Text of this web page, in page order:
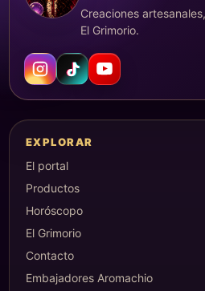
Creaciones
El Grimorio.
EXPLORAR
El portal
Productos
Horóscopo
El Grimorio
Contacto
Embajadores Aromachio